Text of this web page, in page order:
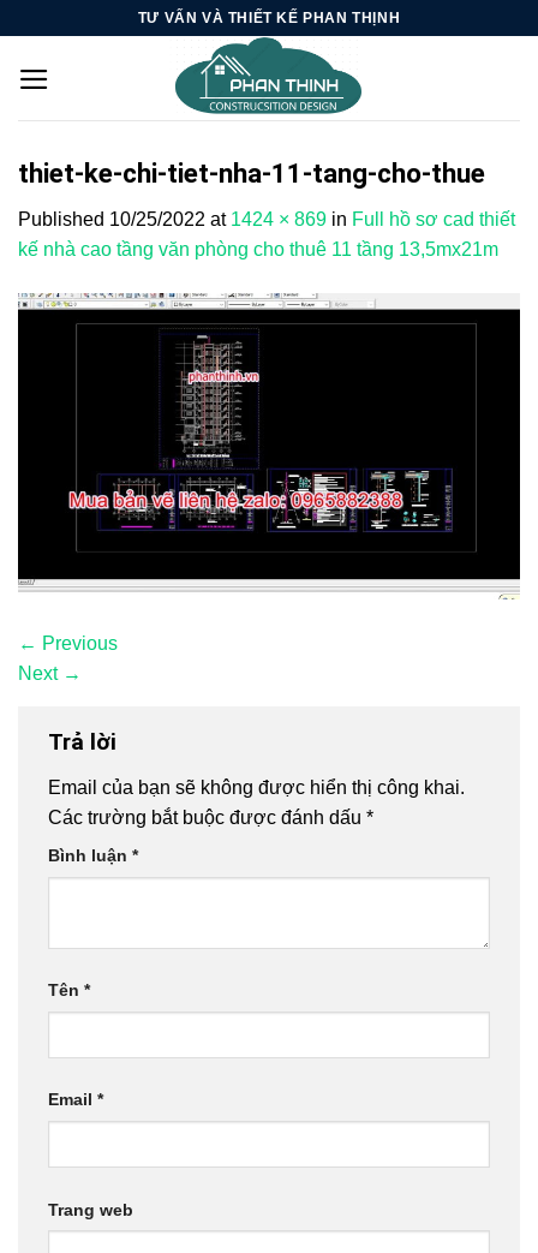
content
TƯ VẤN VÀ THIẾT KẾ PHAN THỊNH
thiet-ke-chi-tiet-nha-11-tang-cho-thue
Published 10/25/2022 at 1424 × 869 in Full hồ sơ cad thiết
kế nhà cao tầng văn phòng cho thuê 11 tầng 13,5mx21m
← Previous
Next →
Trả lời
Email của bạn sẽ không được hiển thị công khai.
Các trường bắt buộc được đánh dấu *
Bình luận *
Tên *
Email *
Trang web